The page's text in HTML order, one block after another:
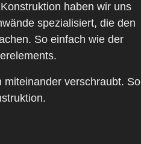
haben wir uns
spezialisiert, die den
So einfach wie der
miteinander verschraubt. So